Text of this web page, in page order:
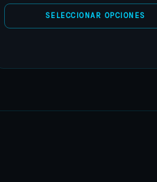
SELECCIONAR OPCIONES
may
be
on
product